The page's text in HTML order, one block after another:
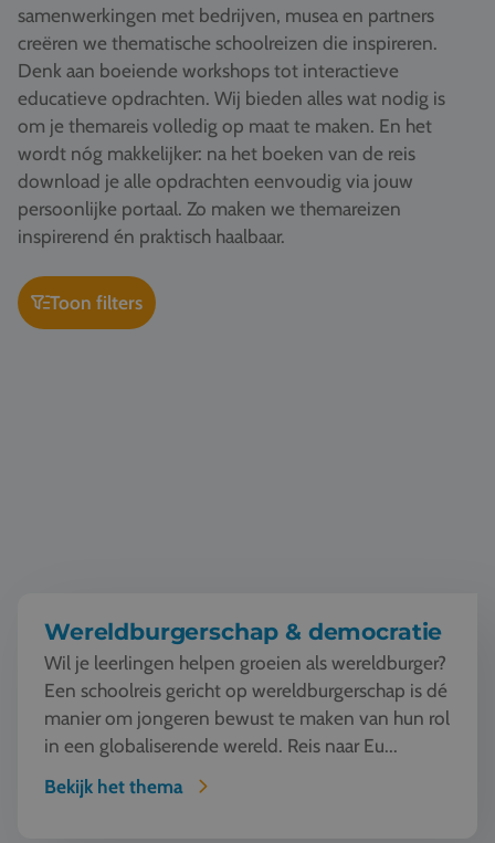
Referenties
Vacatures
Contact
076 522 30 57
Klantportaal
samenwerkingen met bedrijven, musea en partners
creëren we thematische schoolreizen die inspireren.
Denk aan boeiende workshops tot interactieve
educatieve opdrachten. Wij bieden alles wat nodig is
om je themareis volledig op maat te maken. En het
wordt nóg makkelijker: na het boeken van de reis
download je alle opdrachten eenvoudig via jouw
persoonlijke portaal. Zo maken we themareizen
inspirerend én praktisch haalbaar.
Toon filters
Wereldburgerschap & democratie
Wil je leerlingen helpen groeien als wereldburger?
Een schoolreis gericht op wereldburgerschap is dé
manier om jongeren bewust te maken van hun rol
in een globaliserende wereld. Reis naar Eu...
Bekijk het thema